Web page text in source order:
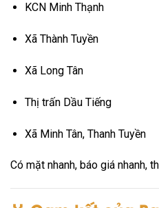
KCN Minh Thạnh
Xã Thành Tuyền
Xã Long Tân
Thị trấn Dầu Tiếng
Xã Minh Tân, Thanh Tuyền
Có mặt nhanh, báo giá nhanh,